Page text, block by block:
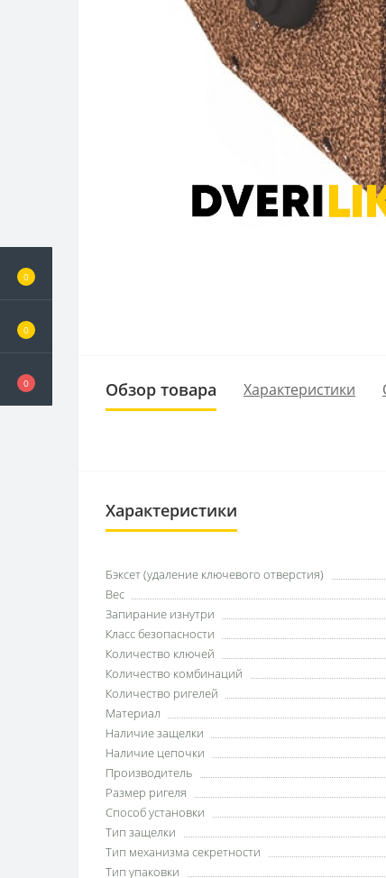
0
0
0 Обзор товара Характеристики
Характеристики
Бэксет (удаление ключевого отверстия)
Вес
Запирание изнутри
Класс безопасности
Количество ключей
Количество комбинаций
Количество ригелей
Материал
Наличие защелки
Наличие цепочки
Производитель
Размер ригеля
Способ установки
Тип защелки
Тип механизма секретности
Тип упаковки